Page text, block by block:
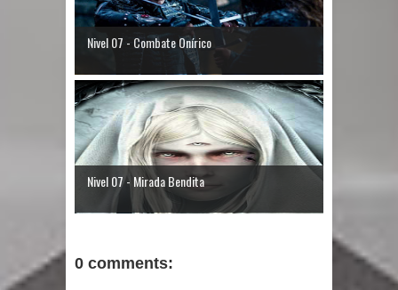
Nivel 07 - Combate Onírico
Nivel 07 - Mirada Bendita
0 comments: